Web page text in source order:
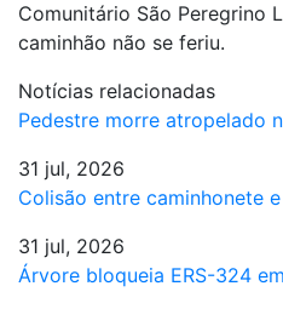
Comunitário São Peregrino
caminhão não se feriu.
Notícias relacionadas
Pedestre morre atropelado
31 jul, 2026
Colisão entre caminhonete
31 jul, 2026
Árvore bloqueia ERS-324